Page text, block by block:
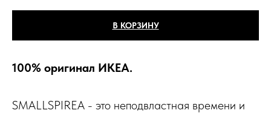
В КОРЗИНУ
100% оригинал ИКЕА.
SMALLSPIREA - это неподвластная времени и